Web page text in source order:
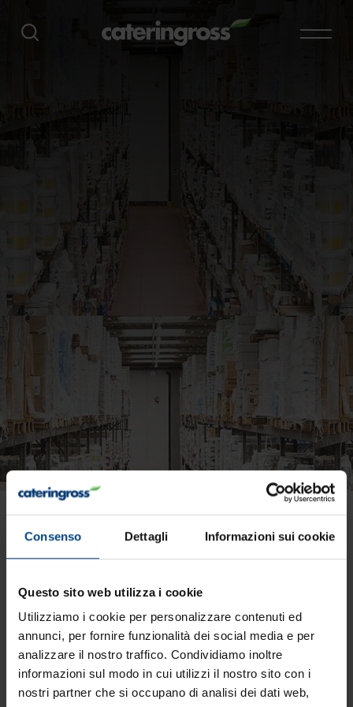
Consenso Dettagli Informazioni sui cookie
Questo sito web utilizza i cookie
Utilizziamo i cookie per personalizzare contenuti ed
annunci, per fornire funzionalità dei social media e per
analizzare il nostro traffico. Condividiamo inoltre
informazioni sul modo in cui utilizzi il nostro sito con i
nostri partner che si occupano di analisi dei dati web,
Lo strudel Graziadei,
buono anche d’estate